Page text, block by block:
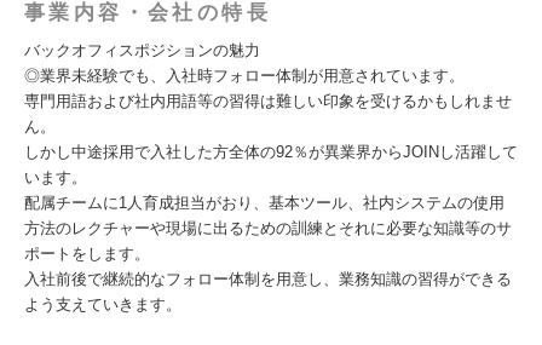
事業内容・会社の特長
バックオフィスポジションの魅力
◎業界未経験でも、入社時フォロー体制が用意されています。
専門用語および社内用語等の習得は難しい印象を受けるかもしれませ
ん。
しかし中途採用で入社した方全体の92％が異業界からJOINし活躍して
います。
配属チームに1人育成担当がおり、基本ツール、社内システムの使用
方法のレクチャーや現場に出るための訓練とそれに必要な知識等のサ
ポートをします。
入社前後で継続的なフォロー体制を用意し、業務知識の習得ができる
よう支えていきます。